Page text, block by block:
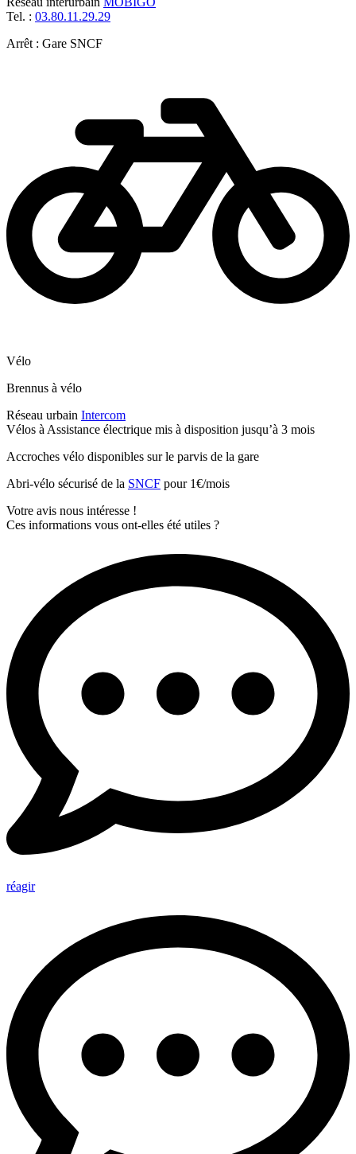
Tel. : 03.80.11.29.29
Arrêt : Gare SNCF
Vélo
Brennus à vélo
Réseau urbain Intercom
Vélos à Assistance électrique mis à disposition jusqu’à 3 mois
Accroches vélo disponibles sur le parvis de la gare
Abri-vélo sécurisé de la SNCF pour 1€/mois
Votre avis nous intéresse !
Ces informations vous ont-elles été utiles ?
réagir